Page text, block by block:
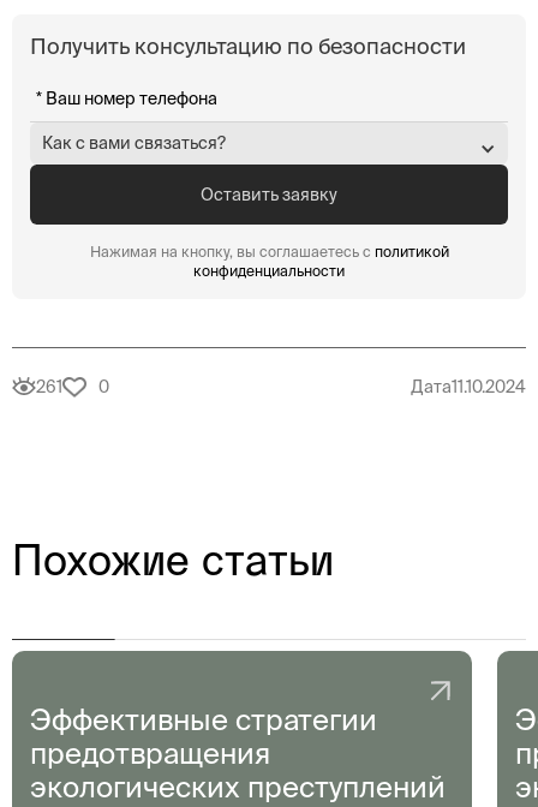
Получить консультацию по безопасности
Как с вами связаться?
Нажимая на кнопку, вы соглашаетесь с политикой
конфиденциальности
261 0 Дата11.10.2024
Похожие статьи
Эффективные стратегии
предотвращения
экологических преступлений